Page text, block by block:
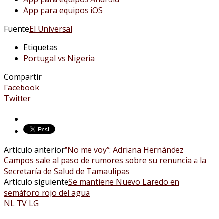
App para equipos iOS
FuenteEl Universal
Etiquetas
Portugal vs Nigeria
Compartir
Facebook
Twitter
Artículo anterior“No me voy”: Adriana Hernández
Campos sale al paso de rumores sobre su renuncia a la
Secretaría de Salud de Tamaulipas
Artículo siguienteSe mantiene Nuevo Laredo en
semáforo rojo del agua
NL TV LG